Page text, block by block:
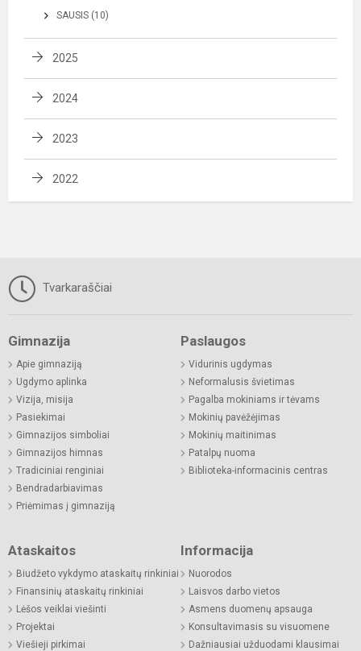
SAUSIS (10)
2025
2024
2023
2022
Tvarkaraščiai
Gimnazija
Apie gimnaziją
Ugdymo aplinka
Vizija, misija
Pasiekimai
Gimnazijos simboliai
Gimnazijos himnas
Tradiciniai renginiai
Bendradarbiavimas
Priėmimas į gimnaziją
Paslaugos
Vidurinis ugdymas
Neformalusis švietimas
Pagalba mokiniams ir tėvams
Mokinių pavėžėjimas
Mokinių maitinimas
Patalpų nuoma
Biblioteka-informacinis centras
Ataskaitos
Biudžeto vykdymo ataskaitų rinkiniai
Finansinių ataskaitų rinkiniai
Lėšos veiklai viešinti
Projektai
Viešieji pirkimai
Informacija
Nuorodos
Laisvos darbo vietos
Asmens duomenų apsauga
Konsultavimasis su visuomene
Dažniausiai užduodami klausimai